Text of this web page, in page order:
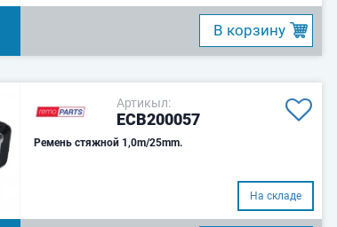
B корзину
Артикыл:
ECB200057
Ремень стяжной 1,0m/25mm.
На складе